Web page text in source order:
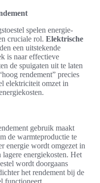
spelen energie-
cruciale rol. Elektrische
een uitstekende
is naar effectieve
de spuigaten uit te laten
rendement” precies
elektriciteit omzet in
gebruik maakt
de warmteproductie te
energie wordt omgezet in
energiekosten. Het
wordt doorgaans
het rendement bij de
functioneert.